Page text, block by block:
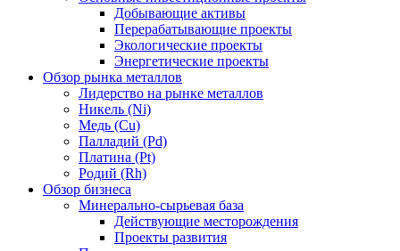
Добывающие активы
Перерабатывающие проекты
Экологические проекты
Энергетические проекты
Обзор рынка металлов
Лидерство на рынке металлов
Никель (Ni)
Медь (Cu)
Палладий (Pd)
Платина (Pt)
Родий (Rh)
Обзор бизнеса
Минерально-сырьевая база
Действующие месторождения
Проекты развития